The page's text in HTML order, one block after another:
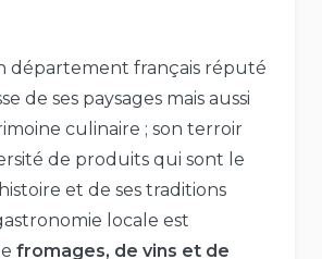
département français réputé
de ses paysages mais aussi
culinaire ; son terroir
de produits qui sont le
et de ses traditions
locale est
fromages, de vins et de